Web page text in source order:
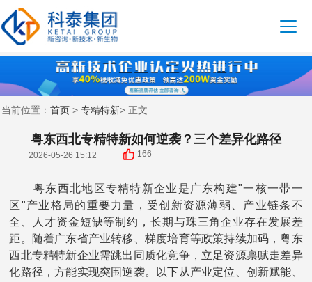
当前位置： 首页 > 专精特新> 正文
粤东西北专精特新如何逆袭？三个差异化路径
2026-05-26 15:12 166
粤东西北地区专精特新企业是广东构建"一核一带一
区"产业格局的重要力量，受创新资源薄弱、产业链条不
全、人才资金短缺等制约，长期与珠三角企业存在发展差
距。随着广东省产业转移、梯度培育等政策持续加码，粤东
西北专精特新企业需跳出同质化竞争，立足资源禀赋走差异
化路径，方能实现突围逆袭。以下从产业定位、创新赋能、